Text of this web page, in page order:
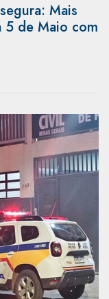
Mais
5 de Maio com